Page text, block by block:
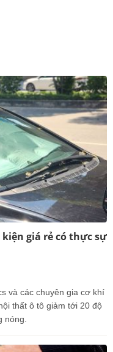
giá rẻ có thực sự
và các chuyên gia cơ khí
thất ô tô giảm tới 20 độ
nóng.